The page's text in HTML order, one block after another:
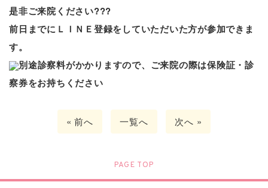
是非ご来院ください???
前日までにＬＩＮＥ登録をしていただいた方が参加できま
す。
別途診察料がかかりますので、ご来院の際は保険証・診
察券をお持ちください
« 前へ 一覧へ 次へ »
PAGE TOP